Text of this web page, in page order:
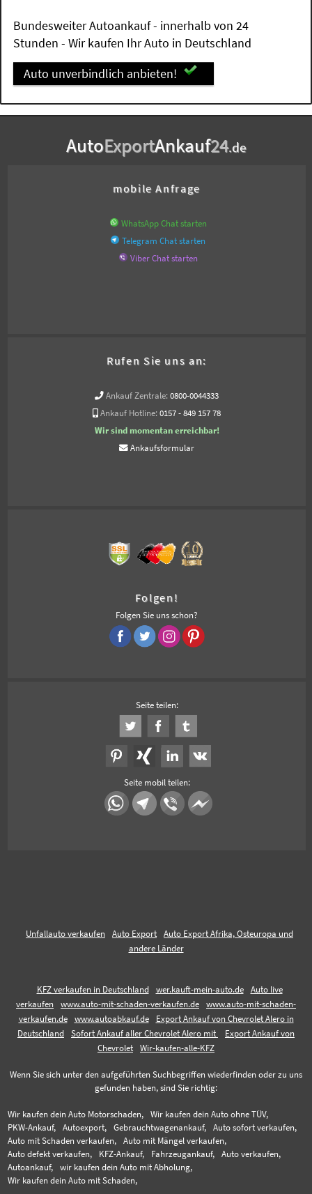
Bundesweiter Autoankauf - innerhalb von 24
Stunden - Wir kaufen Ihr Auto in Deutschland
Auto unverbindlich anbieten!
AutoExportAnkauf24.de
mobile Anfrage
WhatsApp Chat starten
Telegram Chat starten
Viber Chat starten
Rufen Sie uns an:
Ankauf Zentrale: 0800-0044333
Ankauf Hotline: 0157 - 849 157 78
Wir sind momentan erreichbar!
Ankaufsformular
Folgen!
Folgen Sie uns schon?
Seite teilen:
Seite mobil teilen:
Unfallauto verkaufen Auto Export
Auto Export Afrika, Osteuropa und
andere Länder
KFZ verkaufen in Deutschland wer.kauft-mein-auto.de
Auto live
verkaufen
www.auto-mit-schaden-verkaufen.de
www.auto-mit-schaden-
verkaufen.de
www.autoabkauf.de
Export Ankauf von Chevrolet Alero in
Deutschland
Sofort Ankauf aller Chevrolet Alero mit
Export Ankauf von
Chevrolet
Wir-kaufen-alle-KFZ
Wenn Sie sich unter den aufgeführten Suchbegriffen wiederfinden oder zu uns
gefunden haben, sind Sie richtig:
Wir kaufen dein Auto Motorschaden,
Wir kaufen dein Auto ohne TÜV,
PKW-Ankauf,
Autoexport, Gebrauchtwagenankauf,
Auto sofort verkaufen,
Auto mit Schaden verkaufen,
Auto mit Mängel verkaufen,
Auto defekt verkaufen,
KFZ-Ankauf, Fahrzeugankauf,
Auto verkaufen,
Autoankauf,
wir kaufen dein Auto mit Abholung,
Wir kaufen dein Auto mit Schaden,